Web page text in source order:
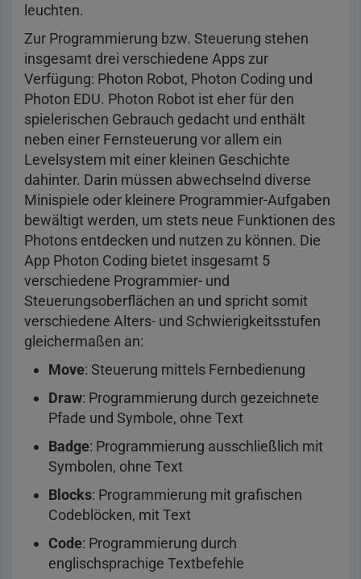
leuchten.
Zur Programmierung bzw. Steuerung stehen
insgesamt drei verschiedene Apps zur
Verfügung: Photon Robot, Photon Coding und
Photon EDU. Photon Robot ist eher für den
spielerischen Gebrauch gedacht und enthält
neben einer Fernsteuerung vor allem ein
Levelsystem mit einer kleinen Geschichte
dahinter. Darin müssen abwechselnd diverse
Minispiele oder kleinere Programmier-Aufgaben
bewältigt werden, um stets neue Funktionen des
Photons entdecken und nutzen zu können. Die
App Photon Coding bietet insgesamt 5
verschiedene Programmier- und
Steuerungsoberflächen an und spricht somit
verschiedene Alters- und Schwierigkeitsstufen
gleichermaßen an:
Move: Steuerung mittels Fernbedienung
Draw: Programmierung durch gezeichnete
Pfade und Symbole, ohne Text
Badge: Programmierung ausschließlich mit
Symbolen, ohne Text
Blocks: Programmierung mit grafischen
Codeblöcken, mit Text
Code: Programmierung durch
englischsprachige Textbefehle